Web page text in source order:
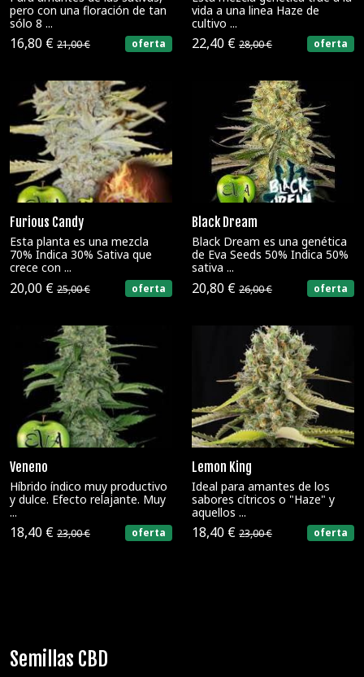
pero con una floración de tan
sólo 8 ...
16,80 € 21,00 € oferta
vida a una linea Haze de
cultivo ...
22,40 € 28,00 € oferta
Furious Candy
Esta planta es una mezcla
70% Indica 30% Sativa que
crece con ...
20,00 € 25,00 € oferta
Black Dream
Black Dream es una genética
de Eva Seeds 50% Indica 50%
sativa ...
20,80 € 26,00 € oferta
Veneno
Híbrido índico muy productivo
y dulce. Efecto relajante. Muy
...
18,40 € 23,00 € oferta
Lemon King
Ideal para amantes de los
sabores cítricos o "Haze" y
aquellos ...
18,40 € 23,00 € oferta
Semillas CBD